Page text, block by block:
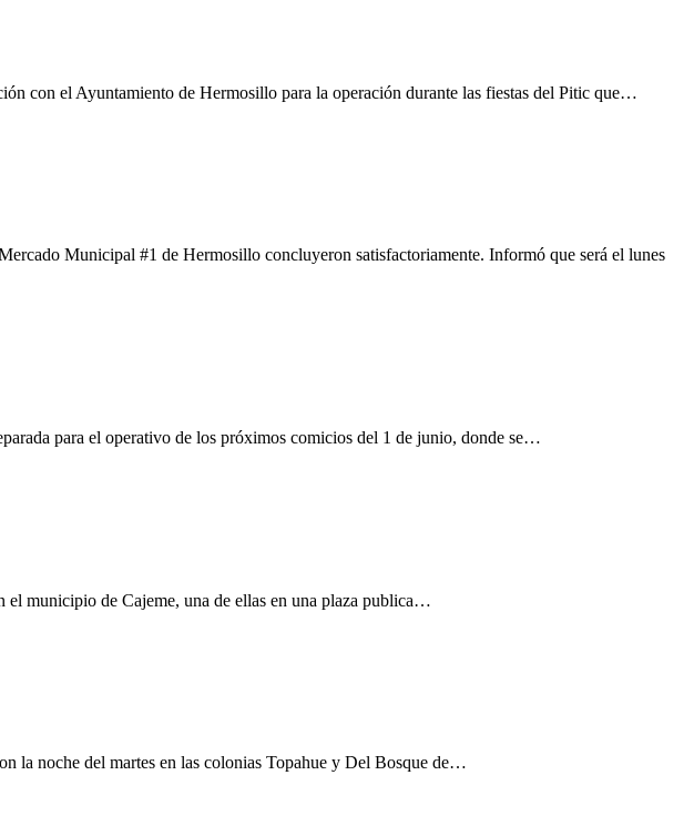
con el Ayuntamiento de Hermosillo para la operación durante las fiestas del Pitic que…
Municipal #1 de Hermosillo concluyeron satisfactoriamente. Informó que será el lunes
para el operativo de los próximos comicios del 1 de junio, donde se…
el municipio de Cajeme, una de ellas en una plaza publica…
la noche del martes en las colonias Topahue y Del Bosque de…